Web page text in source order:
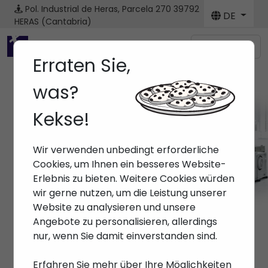
Pol. Industrial de Heras, Parcela 270 39792
HERAS (Cantabria)
DE
Menú
Erraten Sie,
was?
Kekse!
Wir verwenden unbedingt erforderliche
Cookies, um Ihnen ein besseres Website-
Erlebnis zu bieten. Weitere Cookies würden
wir gerne nutzen, um die Leistung unserer
Website zu analysieren und unsere
Angebote zu personalisieren, allerdings
nur, wenn Sie damit einverstanden sind.
Erfahren Sie mehr über Ihre Möglichkeiten